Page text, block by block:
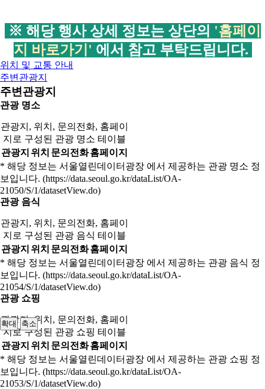
※ 해당 행사 상세 정보는 상단의 '홈페이
지 바로가기' 에서 참고 부탁드립니다.
위치 및 교통 안내
주변관광지
주변관광지
관광 명소
관광지, 위치, 문의전화, 홈페이
지로 구성된 관광 명소 테이블
관광지 위치 문의전화홈페이지
* 해당 정보는 서울열린데이터광장 에서 제공하는 관광 명소 정
보입니다. (https://data.seoul.go.kr/dataList/OA-
21050/S/1/datasetView.do)
관광 음식
관광지, 위치, 문의전화, 홈페이
지로 구성된 관광 음식 테이블
관광지 위치 문의전화홈페이지
* 해당 정보는 서울열린데이터광장 에서 제공하는 관광 음식 정
보입니다. (https://data.seoul.go.kr/dataList/OA-
21054/S/1/datasetView.do)
관광 쇼핑
관광지, 위치, 문의전화, 홈페이
지로 구성된 관광 쇼핑 테이블
관광지 위치 문의전화홈페이지
* 해당 정보는 서울열린데이터광장 에서 제공하는 관광 쇼핑 정
보입니다. (https://data.seoul.go.kr/dataList/OA-
21053/S/1/datasetView.do)
확대 축소